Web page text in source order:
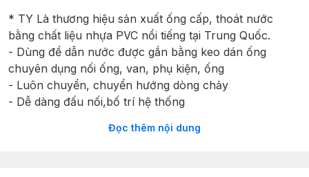
* TY Là thương hiệu sản xuất ống cấp, thoát nước
bằng chất liệu nhựa PVC nổi tiếng tại Trung Quốc.
- Dùng để dẫn nước được gắn bằng keo dán ống
chuyên dụng nối ống, van, phụ kiện, ống
- Luôn chuyển, chuyển hướng dòng chảy
- Dễ dàng đấu nối,bố trí hệ thống
* Ống nhựa UPVC – TY
Đọc thêm nội dung